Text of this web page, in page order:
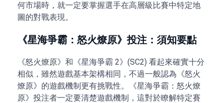
何市場時，就一定要掌握選手在高層級比賽中特定地
圖的對戰表現。
《星海爭霸：怒火燎原》投注：須知要點
《怒火燎原》和《星海爭霸 2》(SC2) 看起來確實十分
相似，雖然遊戲基本架構相同，不過一般認為《怒火
燎原》的遊戲機制更有挑戰性。《星海爭霸：怒火燎
原》投注者一定要清楚遊戲機制，這對於瞭解特定賽